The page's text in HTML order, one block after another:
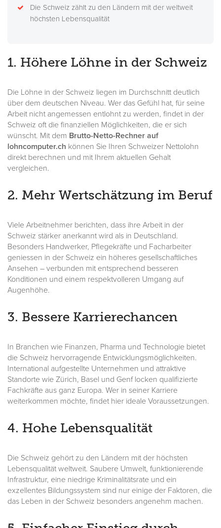
Die Schweiz zählt zu den Ländern mit der weltweit
höchsten Lebensqualität
1. Höhere Löhne in der Schweiz
Die Löhne in der Schweiz liegen im Durchschnitt deutlich
über dem deutschen Niveau. Wer das Gefühl hat, für seine
Arbeit nicht angemessen entlohnt zu werden, findet in der
Schweiz oft die finanziellen Möglichkeiten, die er sich
wünscht. Mit dem Brutto-Netto-Rechner auf
lohncomputer.ch können Sie Ihren Schweizer Nettolohn
direkt berechnen und mit Ihrem aktuellen Gehalt
vergleichen.
2. Mehr Wertschätzung im Beruf
Viele Arbeitnehmer berichten, dass ihre Arbeit in der
Schweiz stärker anerkannt wird als in Deutschland.
Besonders Handwerker, Pflegekräfte und Facharbeiter
geniessen in der Schweiz ein höheres gesellschaftliches
Ansehen – verbunden mit entsprechend besseren
Konditionen und einem respektvolleren Umgang auf
Augenhöhe.
3. Bessere Karrierechancen
In Branchen wie Finanzen, Pharma und Technologie bietet
die Schweiz hervorragende Entwicklungsmöglichkeiten.
International aufgestellte Unternehmen und attraktive
Standorte wie Zürich, Basel und Genf locken qualifizierte
Fachkräfte aus ganz Europa. Wer in seiner Karriere
weiterkommen möchte, findet hier ideale Voraussetzungen.
4. Hohe Lebensqualität
Die Schweiz gehört zu den Ländern mit der höchsten
Lebensqualität weltweit. Saubere Umwelt, funktionierende
Infrastruktur, eine niedrige Kriminalitätsrate und ein
exzellentes Bildungssystem sind nur einige der Faktoren, die
das Leben in der Schweiz besonders angenehm machen.